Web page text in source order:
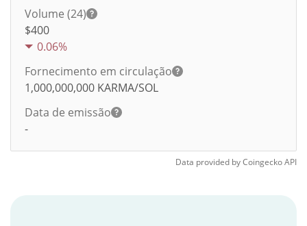
Volume (24)
$400
0.06%
Fornecimento em circulação
1,000,000,000 KARMA/SOL
Data de emissão
-
Data provided byCoingeckoAPI